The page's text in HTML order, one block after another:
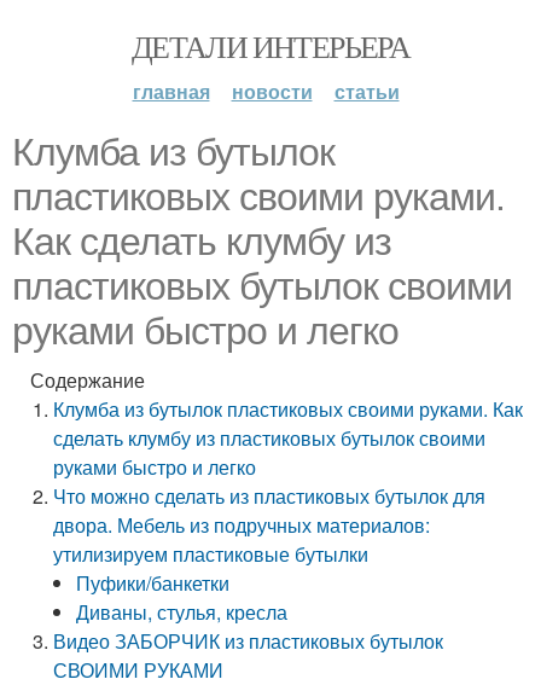
ДЕТАЛИ ИНТЕРЬЕРА
главная новости статьи
Клумба из бутылок
пластиковых своими руками.
Как сделать клумбу из
пластиковых бутылок своими
руками быстро и легко
Содержание
Клумба из бутылок пластиковых своими руками. Как
сделать клумбу из пластиковых бутылок своими
руками быстро и легко
Что можно сделать из пластиковых бутылок для
двора. Мебель из подручных материалов:
утилизируем пластиковые бутылки
Пуфики/банкетки
Диваны, стулья, кресла
Видео ЗАБОРЧИК из пластиковых бутылок
СВОИМИ РУКАМИ